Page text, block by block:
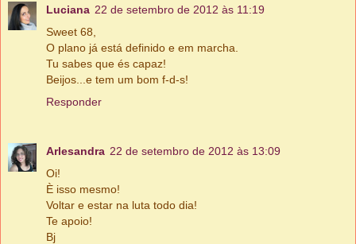
Luciana 22 de setembro de 2012 às 11:19
Sweet 68,
O plano já está definido e em marcha.
Tu sabes que és capaz!
Beijos...e tem um bom f-d-s!
Responder
Arlesandra 22 de setembro de 2012 às 13:09
Oi!
È isso mesmo!
Voltar e estar na luta todo dia!
Te apoio!
Bj